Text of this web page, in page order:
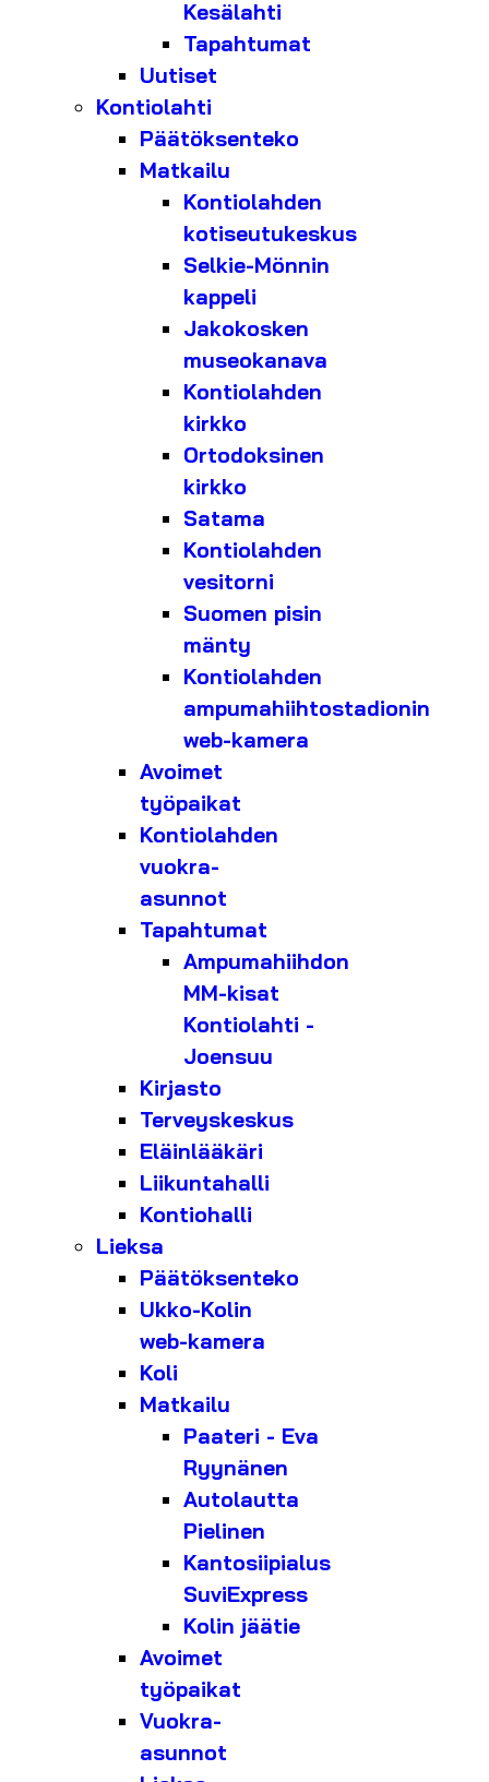
Kesälahti
Tapahtumat
Uutiset
Kontiolahti
Päätöksenteko
Matkailu
Kontiolahden
kotiseutukeskus
Selkie-Mönnin
kappeli
Jakokosken
museokanava
Kontiolahden
kirkko
Ortodoksinen
kirkko
Satama
Kontiolahden
vesitorni
Suomen pisin
mänty
Kontiolahden
ampumahiihtostadionin
web-kamera
Avoimet
työpaikat
Kontiolahden
vuokra-
asunnot
Tapahtumat
Ampumahiihdon
MM-kisat
Kontiolahti -
Joensuu
Kirjasto
Terveyskeskus
Eläinlääkäri
Liikuntahalli
Kontiohalli
Lieksa
Päätöksenteko
Ukko-Kolin
web-kamera
Koli
Matkailu
Paateri - Eva
Ryynänen
Autolautta
Pielinen
Kantosiipialus
SuviExpress
Kolin jäätie
Avoimet
työpaikat
Vuokra-
asunnot